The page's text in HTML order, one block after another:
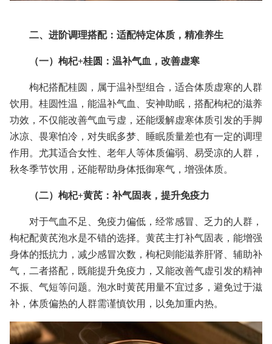
二、进阶调理搭配：适配特定体质，精准养生
（一）枸杞+桂圆：温补气血，改善虚寒
枸杞搭配桂圆，属于温补型组合，适合体质虚寒的人群
饮用。桂圆性温，能温补气血、安神助眠，搭配枸杞的滋养
功效，不仅能改善气血亏虚，还能缓解虚寒体质引发的手脚
冰凉、畏寒怕冷，对失眠多梦、睡眠质量差也有一定的调理
作用。尤其适合女性、老年人等体质偏弱、易受凉的人群，
秋冬季节饮用，还能帮助身体抵御寒气，增强体质。
（二）枸杞+黄芪：补气固表，提升免疫力
对于气血不足、免疫力偏低，经常感冒、乏力的人群，
枸杞配黄芪泡水是不错的选择。黄芪主打补气固表，能增强
身体的抵抗力，减少感冒次数，枸杞则能滋养肝肾、辅助补
气，二者搭配，既能提升免疫力，又能改善气虚引发的精神
不振、气短等问题。泡水时黄芪用量不宜过多，避免过于滋
补，体质偏热的人群需谨慎饮用，以免加重内热。